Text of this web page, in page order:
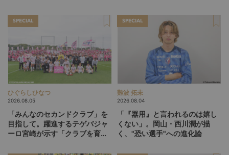
SPECIAL
ひぐらしひなつ
2026.08.05
「みんなのセカンドクラブ」を
目指して。躍進するテゲバジャ
ーロ宮崎が示す「クラブを育て
SPECIAL
難波 拓未
2026.08.04
「『器用』と言われるのは嬉し
くない」。岡山・西川潤が描
く、"恐い選手"への進化論